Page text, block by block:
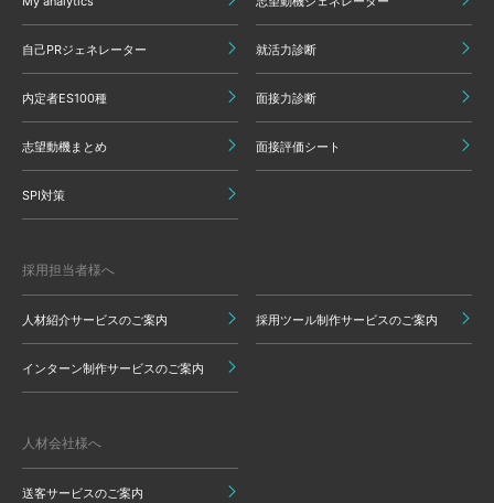
自己PRジェネレーター 就活力診断
内定者ES100種 面接力診断
志望動機まとめ 面接評価シート
SPI対策
採用担当者様へ
人材紹介サービスのご案内 採用ツール制作サービスのご案内
インターン制作サービスのご案内
人材会社様へ
送客サービスのご案内